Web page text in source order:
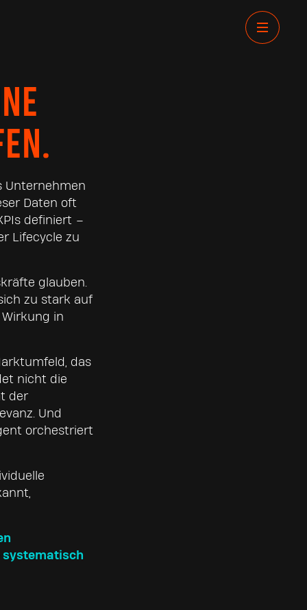
Unternehmen
Daten oft
definiert –
Lifecycle zu
glauben.
zu stark auf
in
das
nicht die
der
Und
orchestriert
systematisch